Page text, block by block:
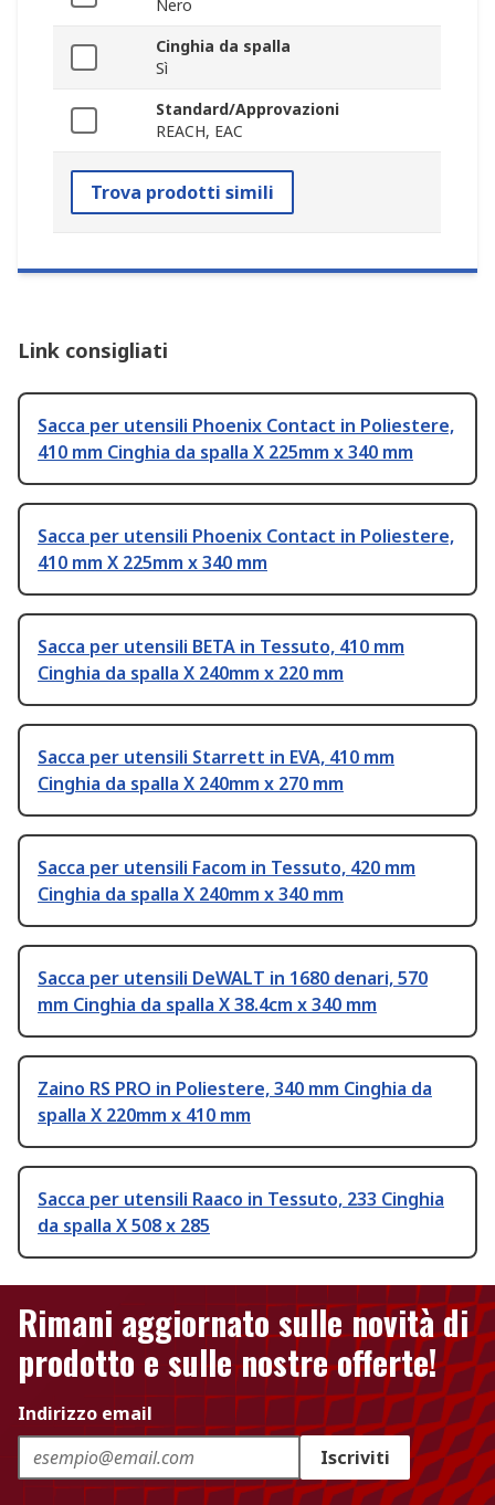
Nero
Cinghia da spalla
Sì
Standard/Approvazioni
REACH, EAC
Trova prodotti simili
Link consigliati
Sacca per utensili Phoenix Contact in Poliestere,
410 mm Cinghia da spalla X 225mm x 340 mm
Sacca per utensili Phoenix Contact in Poliestere,
410 mm X 225mm x 340 mm
Sacca per utensili BETA in Tessuto, 410 mm
Cinghia da spalla X 240mm x 220 mm
Sacca per utensili Starrett in EVA, 410 mm
Cinghia da spalla X 240mm x 270 mm
Sacca per utensili Facom in Tessuto, 420 mm
Cinghia da spalla X 240mm x 340 mm
Sacca per utensili DeWALT in 1680 denari, 570
mm Cinghia da spalla X 38.4cm x 340 mm
Zaino RS PRO in Poliestere, 340 mm Cinghia da
spalla X 220mm x 410 mm
Sacca per utensili Raaco in Tessuto, 233 Cinghia
da spalla X 508 x 285
Rimani aggiornato sulle novità di
prodotto e sulle nostre offerte!
Indirizzo email
Iscriviti